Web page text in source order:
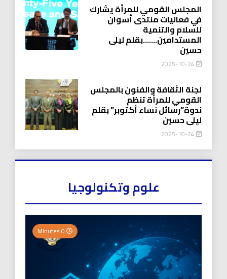
المجلس القومي للمرأة يشارك
في فعاليات منتدى أسوان
للسلام والتنمية
المستدامين…….بقلم ليلى
حسين
2025-10-24
لجنة الثقافة والفنون بالمجلس
القومي للمرأة تنظم
ندوة”رسائل نساء أكتوبر” بقلم
ليلى حسين
2025-10-24
علوم وتكنولوجيا